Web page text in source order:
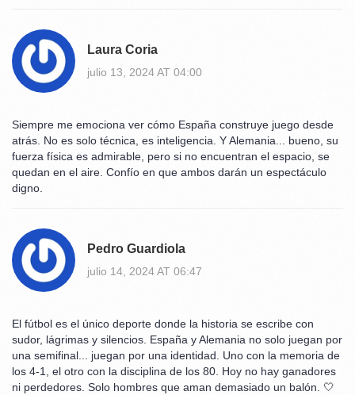
Laura Coria
julio 13, 2024 AT 04:00
Siempre me emociona ver cómo España construye juego desde
atrás. No es solo técnica, es inteligencia. Y Alemania... bueno, su
fuerza física es admirable, pero si no encuentran el espacio, se
quedan en el aire. Confío en que ambos darán un espectáculo
digno.
Pedro Guardiola
julio 14, 2024 AT 06:47
El fútbol es el único deporte donde la historia se escribe con
sudor, lágrimas y silencios. España y Alemania no solo juegan por
una semifinal... juegan por una identidad. Uno con la memoria de
los 4-1, el otro con la disciplina de los 80. Hoy no hay ganadores
ni perdedores. Solo hombres que aman demasiado un balón. 🤍